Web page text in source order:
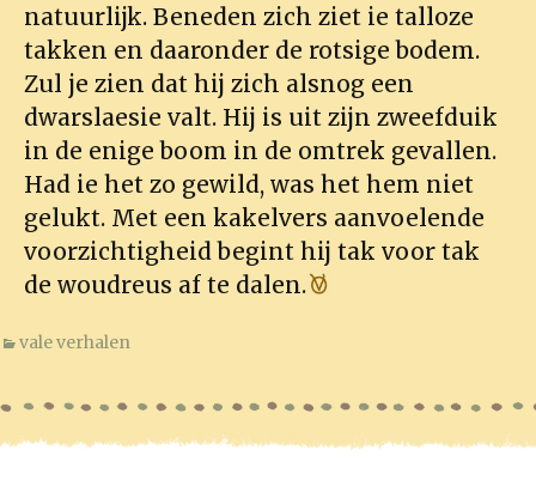
natuurlijk. Beneden zich ziet ie talloze
takken en daaronder de rotsige bodem.
Zul je zien dat hij zich alsnog een
dwarslaesie valt. Hij is uit zijn zweefduik
in de enige boom in de omtrek gevallen.
Had ie het zo gewild, was het hem niet
gelukt. Met een kakelvers aanvoelende
voorzichtigheid begint hij tak voor tak
de woudreus af te dalen.
vale verhalen